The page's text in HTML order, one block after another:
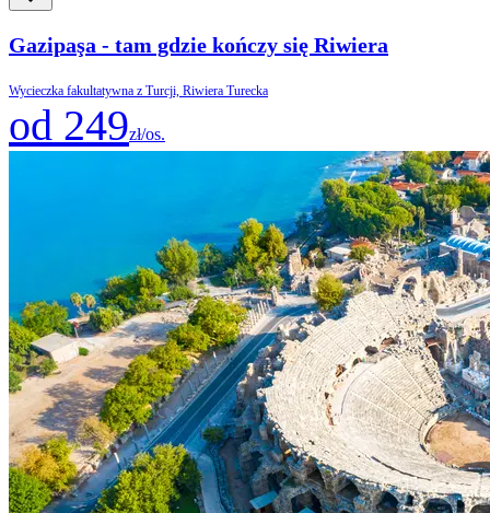
Gazipaşa - tam gdzie kończy się Riwiera
Wycieczka fakultatywna z Turcji, Riwiera Turecka
od 249zł/os.